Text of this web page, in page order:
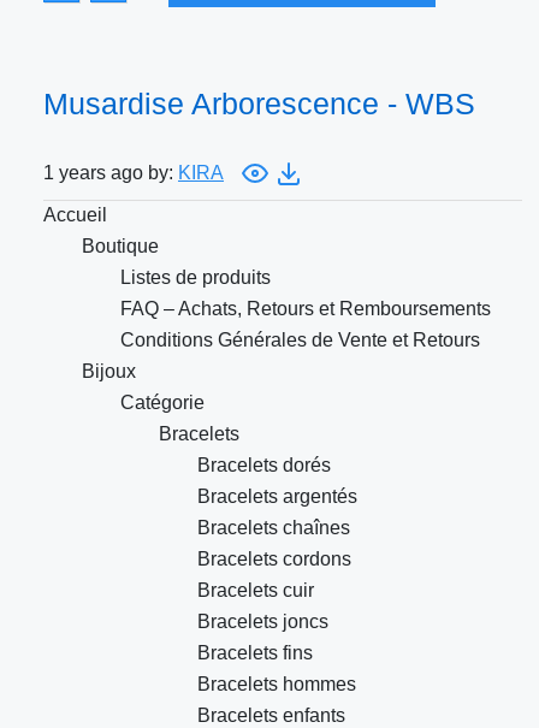
Musardise Arborescence - WBS
1 years ago by: KIRA
Accueil
Boutique
Listes de produits
FAQ – Achats, Retours et Remboursements
Conditions Générales de Vente et Retours
Bijoux
Catégorie
Bracelets
Bracelets dorés
Bracelets argentés
Bracelets chaînes
Bracelets cordons
Bracelets cuir
Bracelets joncs
Bracelets fins
Bracelets hommes
Bracelets enfants